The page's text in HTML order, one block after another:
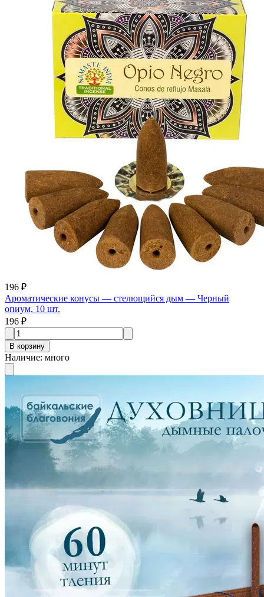
196 ₽
Ароматические конусы — стелющийся дым — Черный
опиум, 10 шт.
196 ₽
В корзину
Наличие: много